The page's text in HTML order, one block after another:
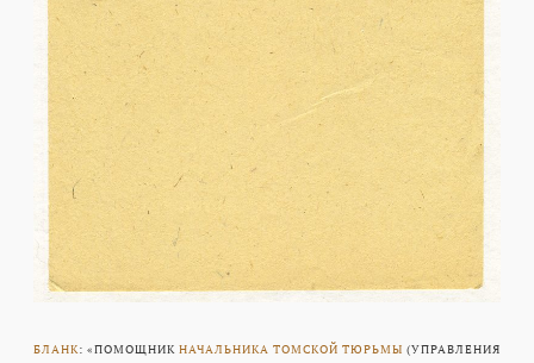
БЛАНК: «ПОМОЩНИК НАЧАЛЬНИКА ТОМСКОЙ ТЮРЬМЫ (УПРАВЛЕНИЯ